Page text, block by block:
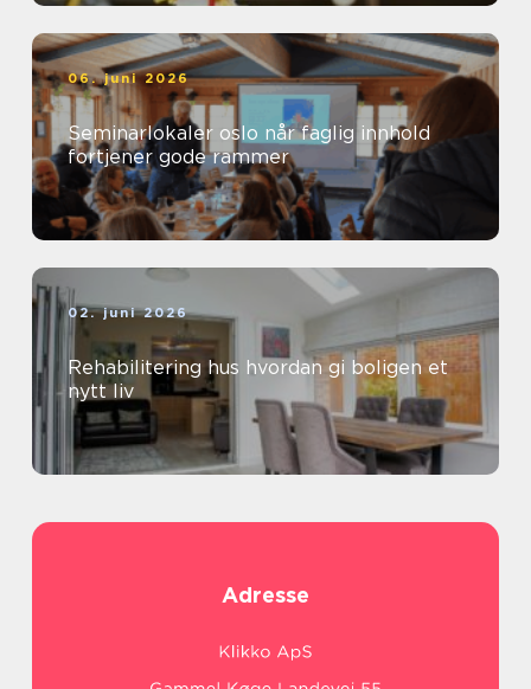
06. juni 2026
Seminarlokaler oslo når faglig innhold
fortjener gode rammer
02. juni 2026
Rehabilitering hus hvordan gi boligen et
nytt liv
Adresse